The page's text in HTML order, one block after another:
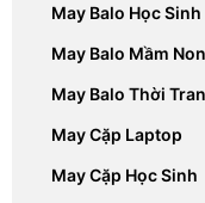
May Balo Học Sinh
May Balo Mầm Non
May Balo Thời
May Cặp Laptop
May Cặp Học Sinh